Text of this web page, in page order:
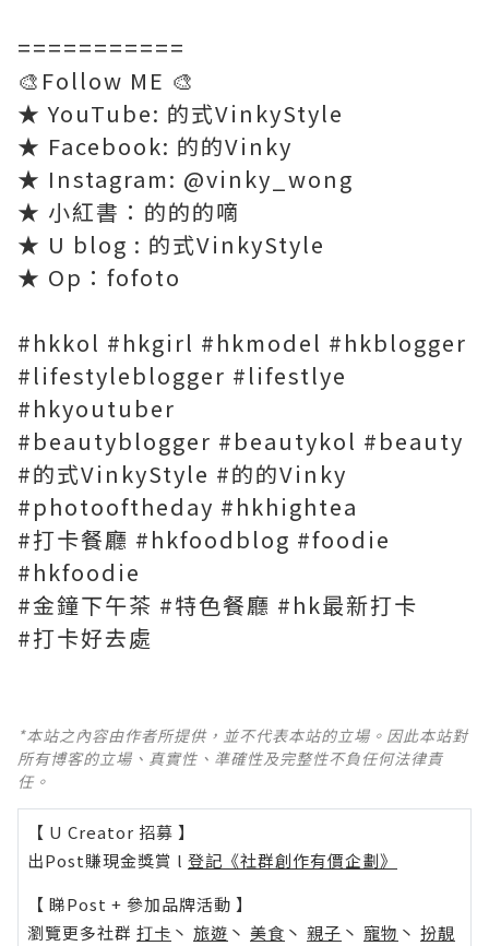
===========
🎨Follow ME 🎨
★ YouTube: 的式VinkyStyle
★ Facebook: 的的Vinky
★ Instagram: @vinky_wong
★ 小紅書：的的的嘀
★ U blog : 的式VinkyStyle
★ Op：fofoto
#hkkol #hkgirl #hkmodel #hkblogger
#lifestyleblogger #lifestlye
#hkyoutuber
#beautyblogger #beautykol #beauty
#的式VinkyStyle #的的Vinky
#photooftheday #hkhightea
#打卡餐廳 #hkfoodblog #foodie
#hkfoodie
#金鐘下午茶 #特色餐廳 #hk最新打卡
#打卡好去處
*本站之內容由作者所提供，並不代表本站的立場。因此本站對
所有博客的立場、真實性、準確性及完整性不負任何法律責
任。
【 U Creator 招募 】
出Post賺現金獎賞 l 登記《社群創作有價企劃》
【 睇Post + 參加品牌活動 】
瀏覽更多社群 打卡 丶 旅遊 丶 美食 丶 親子 丶 寵物 丶 扮靚